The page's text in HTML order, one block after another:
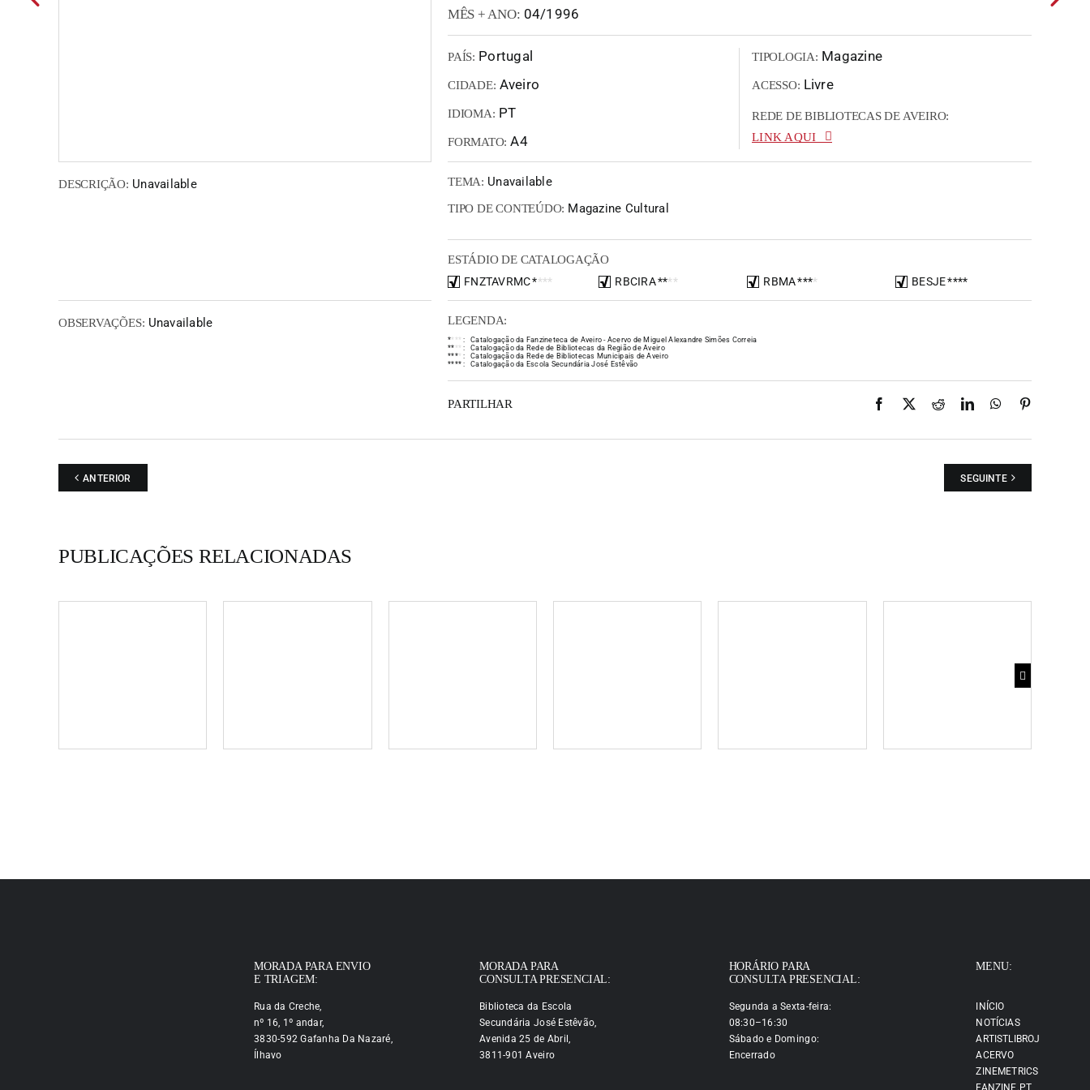
MÊS + ANO: 04/1996
PAÍS: Portugal
CIDADE: Aveiro
IDIOMA: PT
FORMATO: A4
TIPOLOGIA: Magazine
ACESSO: Livre
REDE DE BIBLIOTECAS DE AVEIRO:
LINK AQUI
DESCRIÇÃO: Unavailable TEMA: Unavailable
TIPO DE CONTEÚDO: Magazine Cultural
ESTÁDIO DE CATALOGAÇÃO
FNZTAVRMC**** RBCIRA**** RBMA**** BESJE****
OBSERVAÇÕES: Unavailable LEGENDA:
** * * :
Catalogação da Fanzineteca de Aveiro - Acervo de Miguel Alexandre Simões Correia
** * * :
Catalogação da Rede de Bibliotecas da Região de Aveiro
**** :
Catalogação da Rede de Bibliotecas Municipais de Aveiro
**** : Catalogação da Escola Secundária José Estêvão
PARTILHAR Facebook
X RedditLinkedInWhatsApp
ANTERIOR SEGUINTE
PUBLICAÇÕES RELACIONADAS
MORADA PARA ENVIO
E TRIAGEM:
Rua da Creche,
nº 16, 1º andar,
3830-592 Gafanha Da Nazaré,
Ílhavo
MORADA PARA
CONSULTA PRESENCIAL:
Biblioteca da Escola
Secundária José Estêvão,
Avenida 25 de Abril,
3811-901 Aveiro
HORÁRIO PARA
CONSULTA PRESENCIAL:
Segunda a Sexta-feira:
08:30–16:30
Sábado e Domingo:
Encerrado
MENU:
INÍCIO
NOTÍCIAS
ARTISTLIBROJ
ACERVO
ZINEMETRICS